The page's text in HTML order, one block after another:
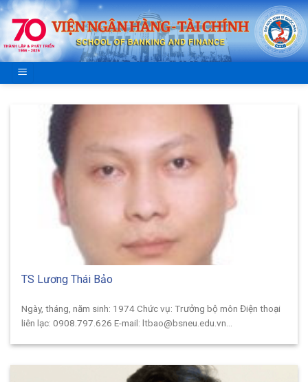
Skip
content
TS Lương Thái Bảo
Ngày, tháng, năm sinh: 1974 Chức vụ: Trưởng bộ môn Điện thoại
liên lạc: 0908.797.626 E-mail: ltbao@bsneu.edu.vn...